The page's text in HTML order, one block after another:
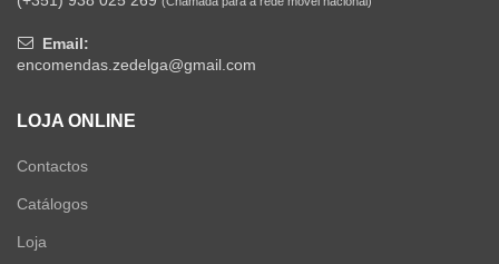
Email:
encomendas.zedelga@gmail.com
LOJA ONLINE
Contactos
Catálogos
Loja